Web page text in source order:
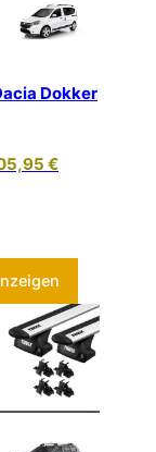
mehrere
Dokker
€